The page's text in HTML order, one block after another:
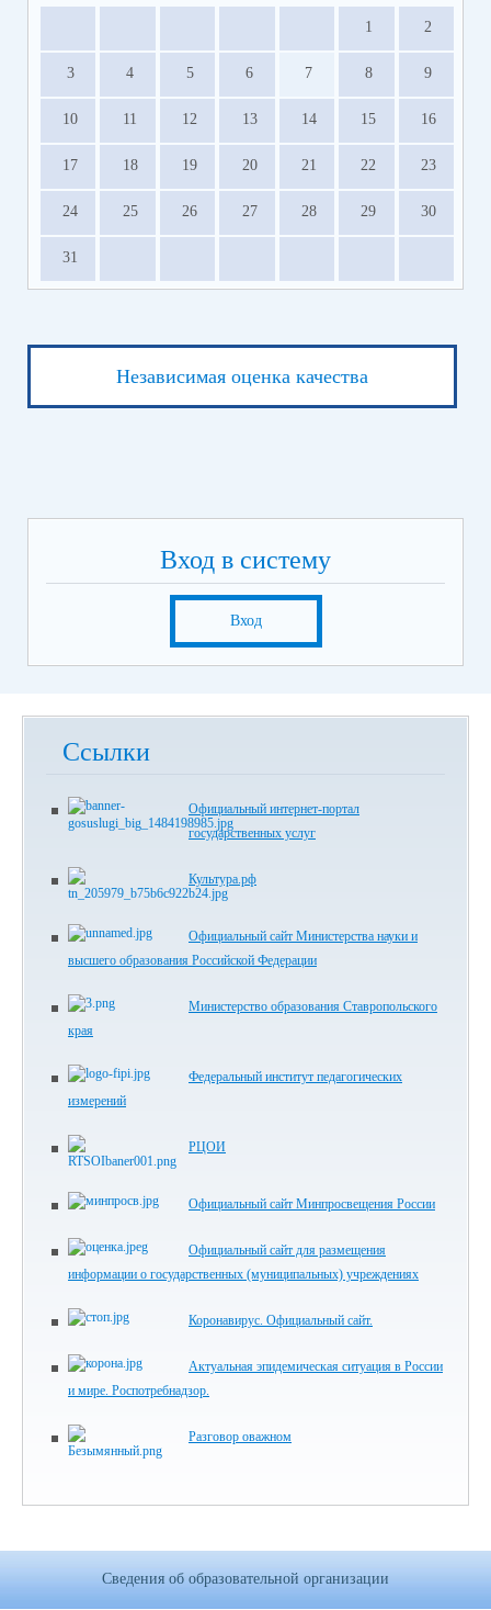
1 2
3 4 5 6 7 8 9
10 11 12 13 14 15 16
17 18 19 20 21 22 23
24 25 26 27 28 29 30
31
Независимая оценка качества
Вход в систему
Вход
Ссылки
Официальный интернет-портал
государственных услуг
Культура.рф
Официальный сайт Министерства науки и
высшего образования Российской Федерации
Министерство образования Ставропольского
края
Федеральный институт педагогических
измерений
РЦОИ
Официальный сайт Минпросвещения России
Официальный сайт для размещения
информации о государственных (муниципальных) учреждениях
Коронавирус. Официальный сайт.
Актуальная эпидемическая ситуация в России
и мире. Роспотребнадзор.
Разговор оважном
Сведения об образовательной организации